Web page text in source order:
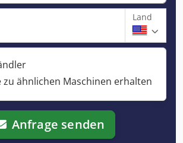
Land
zu ähnlichen Maschinen erhalten
Anfrage senden